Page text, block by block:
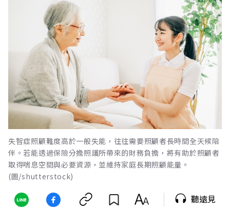
失智症照顧難度高於一般失能，往往需要照顧者長時間全天候陪
伴。若能透過保險分擔照護所帶來的財務負擔，將有助於照顧者
取得喘息空間與必要資源，並維持家庭長期照顧能量。
(圖/shutterstock)
聽遠見